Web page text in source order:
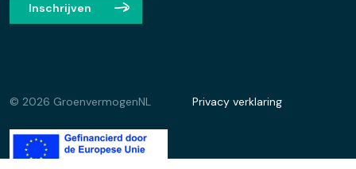
Inschrijven
© 2026 GroenvermogenNL Privacy verklaring